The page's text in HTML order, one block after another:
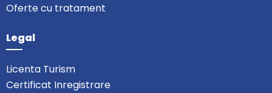
Oferte cu tratament
Legal
Licenta Turism
Certificat Inregistrare